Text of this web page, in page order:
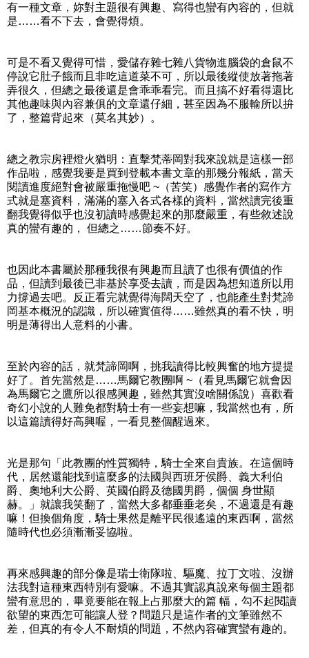
有一種文章，妳對主題很有興趣、寫得也蠻有內容的，但就
是……看不下去，會覺得煩。
可是不看又覺得可惜，愛儲存雜七雜八貨物進腦袋的倉鼠不
停說它肚子餓而且非吃這道菜不可，所以最後縱使放著拖著
弄很久，但總之最後還是會乖乖看完。而且搞不好看得還比
其他趣味與內容兼俱的文章還仔細，甚至因為不服輸所以拚
了，整篇背起來（莫名其妙）。
總之教宗房裡燈火猶明：直擊梵蒂岡對我來說就是這樣一部
作品啦，感覺我要是買到登載本書文章的那幾分報紙，當天
閱讀進度絕對會被嚴重拖慢吧 ~（苦笑）感覺作者的寫作方
式就是塞資料，滿滿的塞入各式各樣的資料，當然讀完後重
翻我覺得似乎也沒初讀時感覺起來的那麼嚴重，有些敘述說
真的蠻有趣的， 但總之……節奏不好。
也因此本書屬於那種我很有興趣而且讀了也很有價值的作
品，但讀到最後已非基於享受去讀，而是因為想知道所以用
力撐過去吧。反正看完就覺得海闊天空了，也能產生對梵諦
岡基本概況的認識，所以確實值得……雖然真的看不快，明
明是薄得出人意料的小書。
至於內容的話，就梵諦岡啊，挑我讀得比較興奮的地方提提
好了。首先當然是……馬爾它教團啊 ~（看見馬爾它就會因
為馬爾它之鷹所以很感興趣，雖然其實沒啥關係說）喜歡看
奇幻小說的人難免都對騎士有一些妄想嘛，我當然也有，所
以這篇讀得好高興喔，一看見整個醒過來。
光是那句「此教團的性質獨特，騎士全來自貴族。在這個時
代，居然還能找到這麼多的法國與西班牙侯爵、義大利伯
爵、奧地利大公爵、英國伯爵及德國男爵，個個 身世顯
赫。」就讓我笑翻了，當然大多都垂垂老矣，不過還是有趣
嘛！但換個角度，騎士果然是離平民很遙遠的東西啊，當然
隨時代也必須漸漸妥協啦。
再來感興趣的部分像是瑞士衛隊啦、驅魔、拉丁文啦、沒辦
法我對這種東西特別有愛嘛。不過其實認真說來每個主題都
蠻有意思的，畢竟要能在報上占那麼大的篇 幅，勾不起閱讀
欲望的東西怎可能讓人登？問題只是這作者的文筆雖然不
差，但真的有令人不耐煩的問題，不然內容確實蠻有趣的。